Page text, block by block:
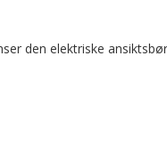
den elektriske